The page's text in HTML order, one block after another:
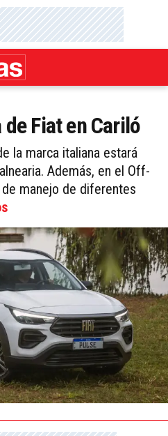
Fiat en Cariló
la marca italiana estará
Además, en el Off-
manejo de diferentes